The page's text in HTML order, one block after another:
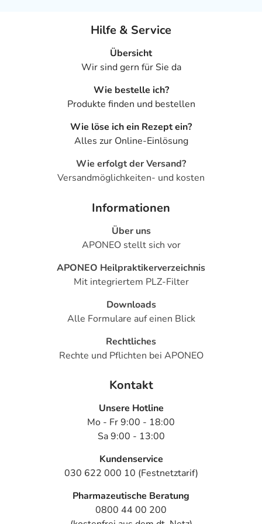
1 Tablette enthält: 4 mg Trockenextrakt aus
Rhapontikrhabarberwurzel (16-26:1); Auszugsmittel:
wässrige Calciumoxid-Lösung (Calciumoxid: Gereinigtes
Wasser im Verhältnis 1:38 (m/m))
Sonstige Bestandteile: Calciumcarbonat (E 170),
Carnaubawachs, gebleichtes Wachs, Lactose-
Magnesiumstearat (Ph. Eur.) [pflanzlich], Methacrylsäure-
Methylmethacrylat Copolymer (1:1) (Ph. Eur.),
K 25, Povidon K 90, Sucrose (Saccharose), Talkum,
Adresse des Anbieters/Herstellers
Dr. Loges + Co. GmbH
PDF des Beipackzettels können Sie sich oben
Hilfe & Service
Übersicht
Wir sind gern für Sie da
Wie bestelle ich?
Produkte finden und bestellen
Wie löse ich ein Rezept ein?
Alles zur Online-Einlösung
Wie erfolgt der Versand?
Versandmöglichkeiten- und kosten
Informationen
Über uns
APONEO stellt sich vor
APONEO Heilpraktikerverzeichnis
Mit integriertem PLZ-Filter
Downloads
Alle Formulare auf einen Blick
Rechtliches
Rechte und Pflichten bei APONEO
Kontakt
Unsere Hotline
Mo - Fr 9:00 - 18:00
Sa 9:00 - 13:00
Kundenservice
030 622 000 10 (Festnetztarif)
Pharmazeutische Beratung
0800 44 00 200